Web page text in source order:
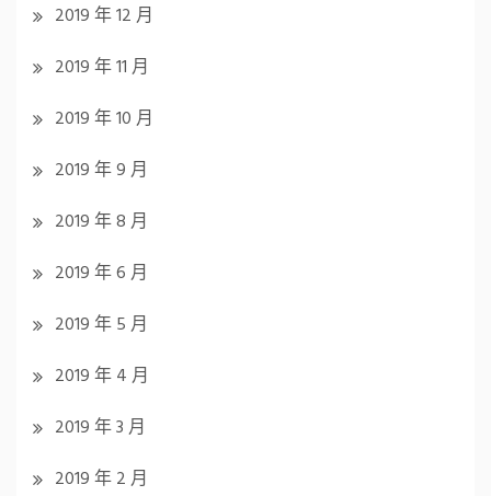
2019 年 12 月
2019 年 11 月
2019 年 10 月
2019 年 9 月
2019 年 8 月
2019 年 6 月
2019 年 5 月
2019 年 4 月
2019 年 3 月
2019 年 2 月